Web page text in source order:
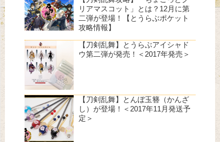
リアマスコット」とは？12月に第
二弾が登場！【とうらぶポケット
攻略情報】
【刀剣乱舞】とうらぶアイシャド
ウ第二弾が発売！＜2017年発売＞
【刀剣乱舞】とんぼ玉簪（かんざ
し）が登場！＜2017年11月発送予
定＞